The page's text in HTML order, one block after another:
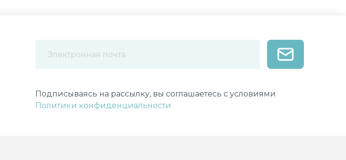
Подписываясь на рассылку, вы соглашаетесь с условиями
Политики конфиденциальности